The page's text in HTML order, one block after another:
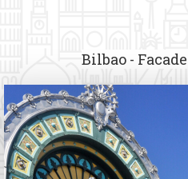
Bilbao -